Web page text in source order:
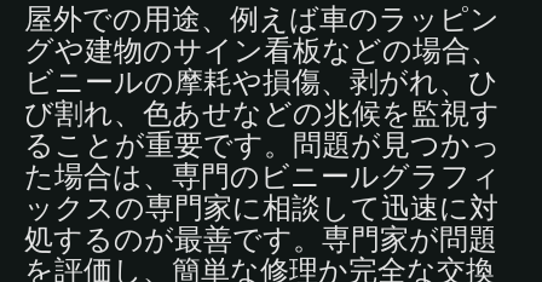
屋外での用途、例えば車のラッピン
グや建物のサイン看板などの場合、
ビニールの摩耗や損傷、剥がれ、ひ
び割れ、色あせなどの兆候を監視す
ることが重要です。問題が見つかっ
た場合は、専門のビニールグラフィ
ックスの専門家に相談して迅速に対
処するのが最善です。専門家が問題
を評価し、簡単な修理か完全な交換